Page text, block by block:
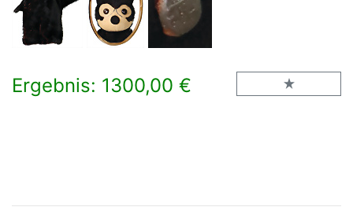
Ergebnis: 1300,00 €